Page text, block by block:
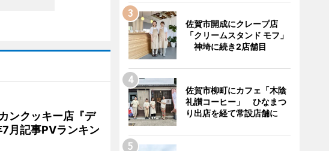
ンクッキー店『デ
月記事PVランキン
佐賀市開成にクレープ店
「クリームスタンド モフ」
神埼に続き2店舗目
佐賀市柳町にカフェ「木陰
礼讃コーヒー」 ひなまつ
り出店を経て常設店舗に